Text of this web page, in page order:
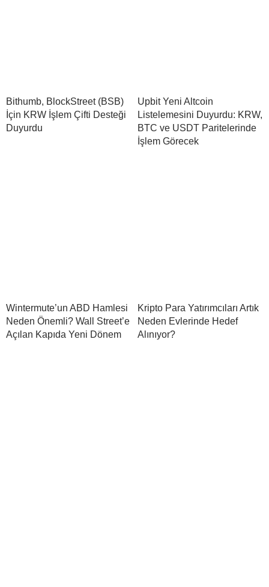
Bithumb, BlockStreet (BSB)
İçin KRW İşlem Çifti Desteği
Duyurdu
Upbit Yeni Altcoin
Listelemesini Duyurdu: KRW,
BTC ve USDT Paritelerinde
İşlem Görecek
Wintermute’un ABD Hamlesi
Neden Önemli? Wall Street’e
Açılan Kapıda Yeni Dönem
Kripto Para Yatırımcıları Artık
Neden Evlerinde Hedef
Alınıyor?